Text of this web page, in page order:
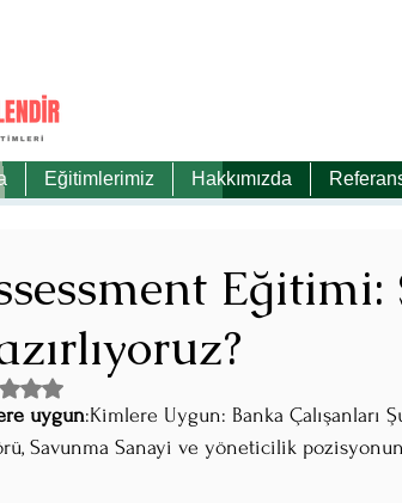
Eğitimlerimiz Hakkımızda
Eğitimi:
5 üzerinden NaN yıldız
uygun:Kimlere Uygun: Banka Çalışanları
Savunma Sanayi ve yöneticilik